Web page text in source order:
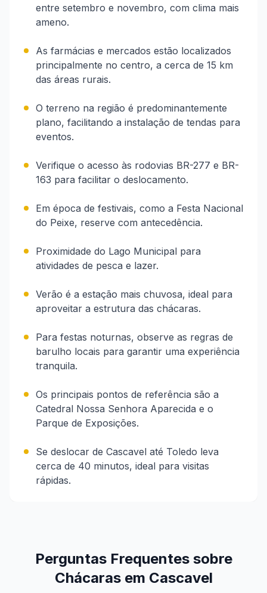
entre setembro e novembro, com clima mais
ameno.
As farmácias e mercados estão localizados
principalmente no centro, a cerca de 15 km
das áreas rurais.
O terreno na região é predominantemente
plano, facilitando a instalação de tendas para
eventos.
Verifique o acesso às rodovias BR-277 e BR-
163 para facilitar o deslocamento.
Em época de festivais, como a Festa Nacional
do Peixe, reserve com antecedência.
Proximidade do Lago Municipal para
atividades de pesca e lazer.
Verão é a estação mais chuvosa, ideal para
aproveitar a estrutura das chácaras.
Para festas noturnas, observe as regras de
barulho locais para garantir uma experiência
tranquila.
Os principais pontos de referência são a
Catedral Nossa Senhora Aparecida e o
Parque de Exposições.
Se deslocar de Cascavel até Toledo leva
cerca de 40 minutos, ideal para visitas
rápidas.
Perguntas Frequentes sobre
Chácaras em Cascavel